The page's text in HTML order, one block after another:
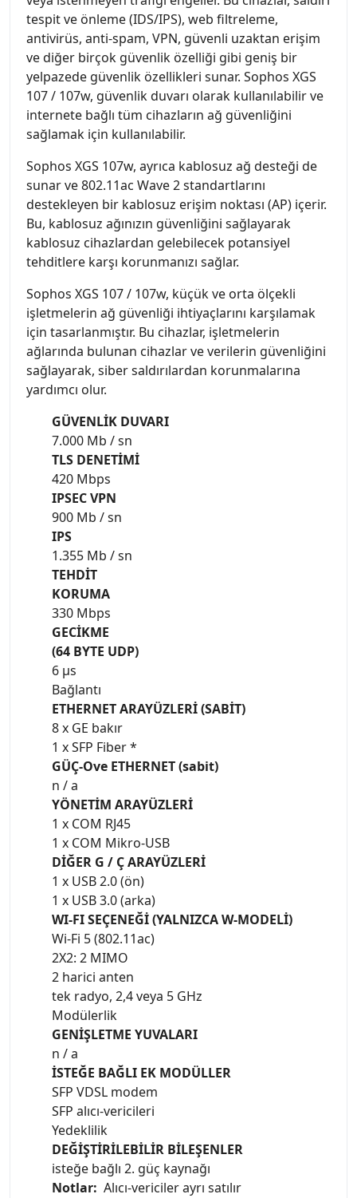
tespit ve önleme (IDS/IPS), web filtreleme,
antivirüs, anti-spam, VPN, güvenli uzaktan erişim
ve diğer birçok güvenlik özelliği gibi geniş bir
yelpazede güvenlik özellikleri sunar. Sophos XGS
107 / 107w, güvenlik duvarı olarak kullanılabilir ve
internete bağlı tüm cihazların ağ güvenliğini
sağlamak için kullanılabilir.
Sophos XGS 107w, ayrıca kablosuz ağ desteği de
sunar ve 802.11ac Wave 2 standartlarını
destekleyen bir kablosuz erişim noktası (AP) içerir.
Bu, kablosuz ağınızın güvenliğini sağlayarak
kablosuz cihazlardan gelebilecek potansiyel
tehditlere karşı korunmanızı sağlar.
Sophos XGS 107 / 107w, küçük ve orta ölçekli
işletmelerin ağ güvenliği ihtiyaçlarını karşılamak
için tasarlanmıştır. Bu cihazlar, işletmelerin
ağlarında bulunan cihazlar ve verilerin güvenliğini
sağlayarak, siber saldırılardan korunmalarına
yardımcı olur.
GÜVENLİK DUVARI
7.000 Mb / sn
TLS DENETİMİ
420 Mbps
IPSEC VPN
900 Mb / sn
IPS
1.355 Mb / sn
TEHDİT
KORUMA
330 Mbps
GECİKME
(64 BYTE UDP)
6 µs
Bağlantı
ETHERNET ARAYÜZLERİ (SABİT)
8 x GE bakır
1 x SFP Fiber *
GÜÇ-Ove ETHERNET (sabit)
n / a
YÖNETİM ARAYÜZLERİ
1 x COM RJ45
1 x COM Mikro-USB
DİĞER G / Ç ARAYÜZLERİ
1 x USB 2.0 (ön)
1 x USB 3.0 (arka)
WI-FI SEÇENEĞİ (YALNIZCA W-MODELİ)
Wi-Fi 5 (802.11ac)
2X2: 2 MIMO
2 harici anten
tek radyo, 2,4 veya 5 GHz
Modülerlik
GENİŞLETME YUVALARI
n / a
İSTEĞE BAĞLI EK MODÜLLER
SFP VDSL modem
SFP alıcı-vericileri
Yedeklilik
DEĞİŞTİRİLEBİLİR BİLEŞENLER
isteğe bağlı 2. güç kaynağı
Notlar: Alıcı-vericiler ayrı satılır